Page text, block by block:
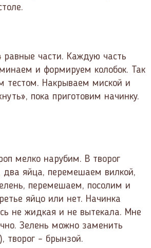
равные части. Каждую часть
и формируем колобок. Так
тестом. Накрываем миской и
пока приготовим начинку.
мелко нарубим. В творог
два яйца, перемешаем вилкой,
перемешаем, посолим и
яйцо или нет. Начинка
не жидкая и не вытекала. Мне
Зелень можно заменить
творог – брынзой.